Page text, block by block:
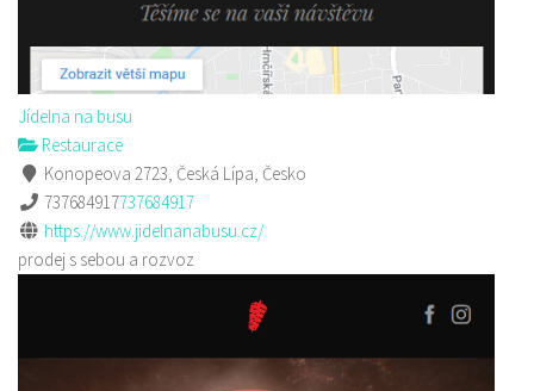
Jídelna na busu
Restaurace
Konopeova 2723, Česká Lípa, Česko
737684917737684917
https://www.jidelnanabusu.cz/
prodej s sebou a rozvoz